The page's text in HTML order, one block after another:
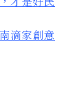
滴家創意